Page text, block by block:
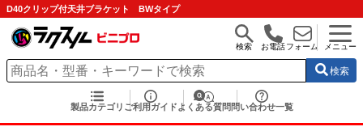
D40クリップ付天井ブラケット BWタイプ
検索 お電話フォーム メニュー
検索
製品カテゴリ ご利用ガイド よくある質問 問い合わせ一覧